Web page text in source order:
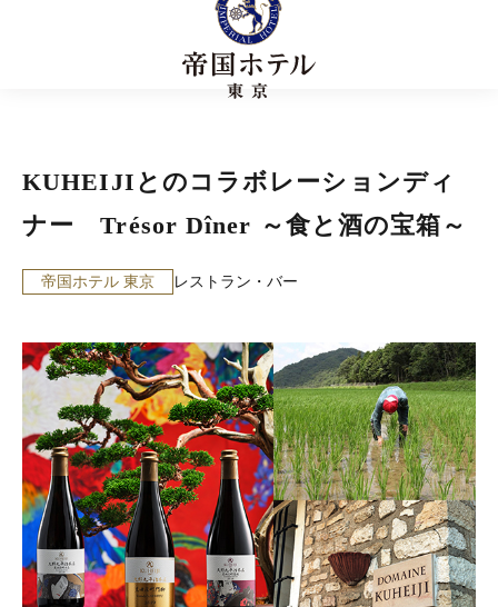
KUHEIJIとのコラボレーションディ
ナー Trésor Dîner ～食と酒の宝箱～
帝国ホテル 東京 レストラン・バー